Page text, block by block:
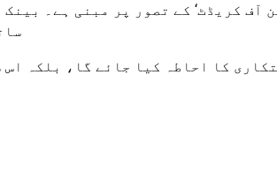
آف کریڈٹ‘ کے تصور پر مبنی ہے۔
ساتھ 5 سال کی مدت کے لیے قلیل مدتی اور طویل
کا احاطہ کیا جائے گا، بلکہ